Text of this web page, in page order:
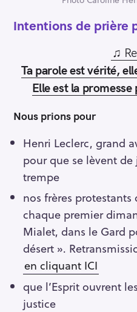
Intentions de prière
♫
Ta parole est vérité,
Elle est la
Nous prions pour
Henri Leclerc, grand
pour que se lèvent de
trempe
nos frères
chaque premier
Mialet, dans le Gard
désert ».
en cliquant ICI
que l’Esprit ouvrent
justice